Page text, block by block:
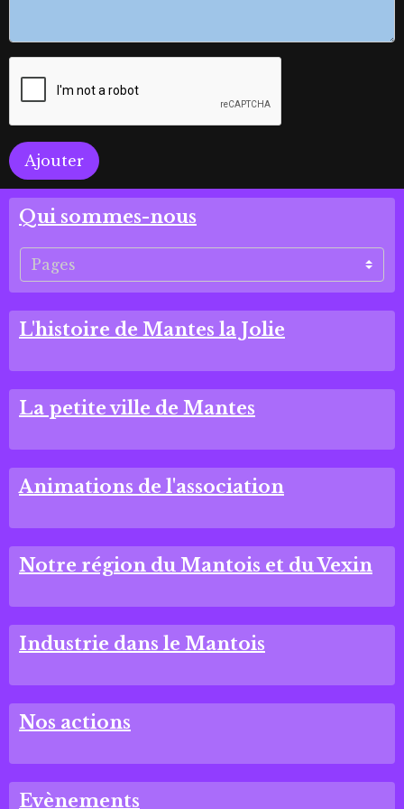
Ajouter
Qui sommes-nous
L'histoire de Mantes la Jolie
La petite ville de Mantes
Animations de l'association
Notre région du Mantois et du Vexin
Industrie dans le Mantois
Nos actions
Evènements